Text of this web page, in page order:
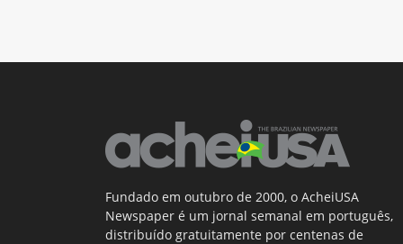
Fundado em outubro de 2000, o AcheiUSA
Newspaper é um jornal semanal em português,
distribuído gratuitamente por centenas de